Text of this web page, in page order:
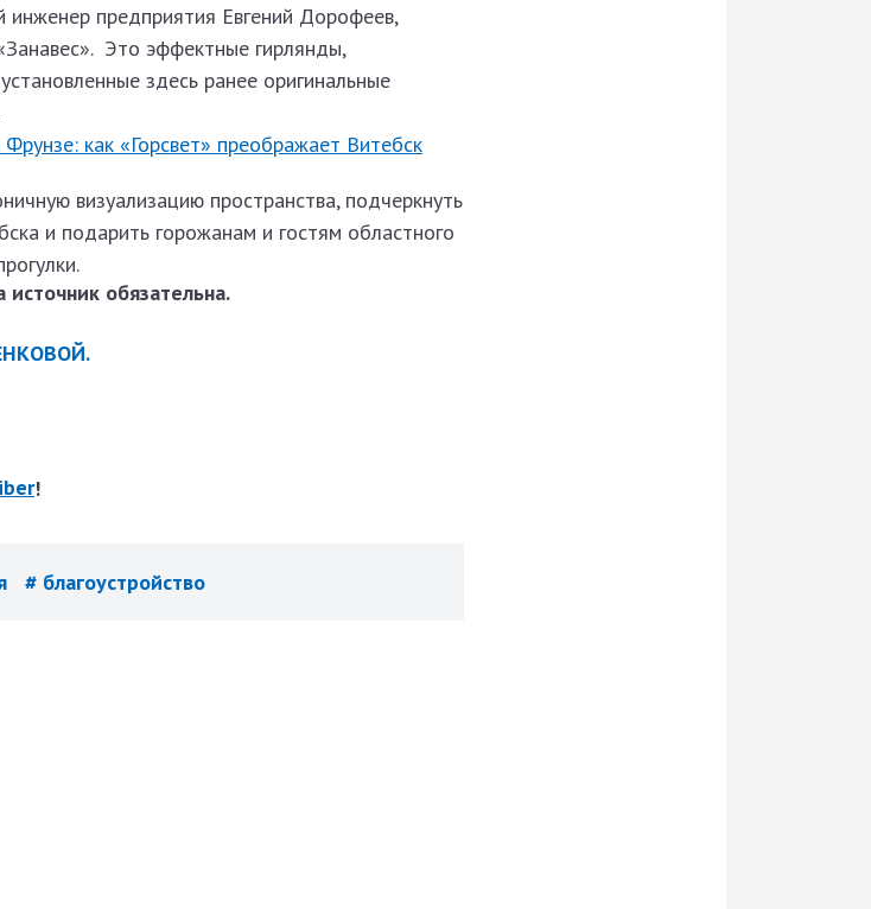
предприятия Евгений Дорофеев,
Это эффектные гирлянды,
здесь ранее оригинальные
как «Горсвет» преображает Витебск
визуализацию пространства, подчеркнуть
и подарить горожанам и гостям областного
обязательна.
!
# благоустройство